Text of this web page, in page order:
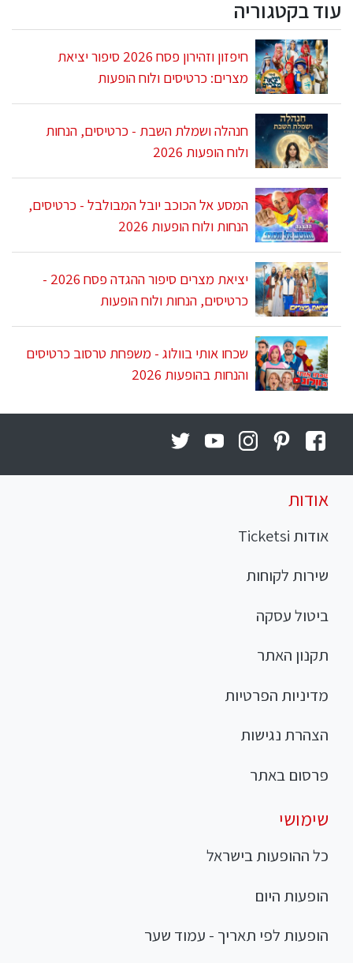
עוד בקטגוריה
חיפזון וזהירון פסח 2026 סיפור יציאת
מצרים: כרטיסים ולוח הופעות
חנהלה ושמלת השבת - כרטיסים, הנחות
ולוח הופעות 2026
המסע אל הכוכב יובל המבולבל - כרטיסים,
הנחות ולוח הופעות 2026
יציאת מצרים סיפור ההגדה פסח 2026 -
כרטיסים, הנחות ולוח הופעות
שכחו אותי בוולוג - משפחת טרסוב כרטיסים
והנחות בהופעות 2026
אודות
אודות Ticketsi
שירות לקוחות
ביטול עסקה
תקנון האתר
מדיניות הפרטיות
הצהרת נגישות
פרסום באתר
שימושי
כל ההופעות בישראל
הופעות היום
הופעות לפי תאריך - עמוד שער